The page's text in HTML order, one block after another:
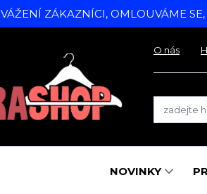
VÁŽENÍ ZÁKAZNÍCI, OMLOUVÁME
O nás
NOVINKY